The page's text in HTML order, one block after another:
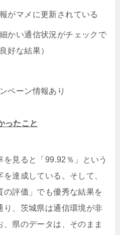
がマメに更新されている
かい通信状況がチェックで
好な結果）
ペーン情報あり
ったこと
見ると「99.92％」という
達成している。そして、
評価」でも優秀な結果を
り、茨城県は通信環境が非
県のデータは、そのまま